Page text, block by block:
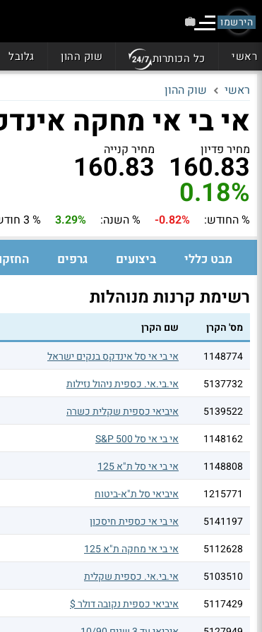
הירשמו
ראשי כל הכותרות שוק ההון גלובל
ראשי שוק ההון
אי בי אי מחקה
מחיר פדיון
160.83 מחיר קנייה
160.83
0.18%
% החודש: -0.82% % השנה: 3.29% % 3 חודשים:
מבט כללי ביצועים גרפים
רשימת קרנות מנוהלות
מס' הקרן שם הקרן
1148774 אי בי אי סל אינדקס בנקים ישראל
5137732
אי.בי.אי. כספית ניהול נזילות
5139522
איביאי כספית שקלית כשרה
1148162
אי בי אי סל S&P 500
1148808
אי בי אי סל ת"א 125
1215771
איביאי סל ת"א-ביטוח
5141197
אי בי אי כספית חיסכון
5112628
אי בי אי מחקה ת"א 125
5103510
אי.בי.אי. כספית שקלית
5117429
איביאי כספית נקובה דולר $